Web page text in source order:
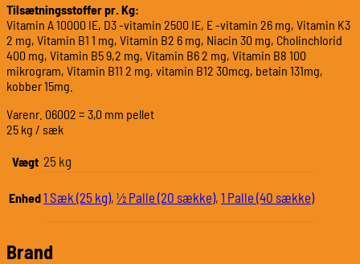
Tilsætningsstoffer pr. Kg:
Vitamin A 10000 IE, D3 -vitamin 2500 IE, E -vitamin 26 mg, Vitamin K3
2 mg, Vitamin B1 1 mg, Vitamin B2 6 mg, Niacin 30 mg, Cholinchlorid
400 mg, Vitamin B5 9,2 mg, Vitamin B6 2 mg, Vitamin B8 100
mikrogram, Vitamin B11 2 mg, vitamin B12 30mcg, betain 131mg,
kobber 15mg.
Varenr. 06002 = 3,0 mm pellet
25 kg / sæk
Vægt 25 kg
Enhed1 Sæk (25 kg), ½ Palle (20 sække), 1 Palle (40 sække)
Brand